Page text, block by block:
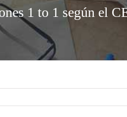
1 to 1 según el